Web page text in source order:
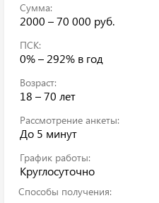
Сумма:
2000 – 70 000 руб.
ПСК:
0% – 292% в год
Возраст:
18 – 70 лет
Рассмотрение анкеты:
До 5 минут
График работы:
Круглосуточно
Способы получения: